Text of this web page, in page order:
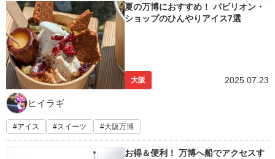
夏の万博におすすめ！ パビリオン・
ショップのひんやりアイス7選
大阪 2025.07.23
ヒイラギ
アイス スイーツ 大阪万博
お得＆便利！ 万博へ船でアクセスす